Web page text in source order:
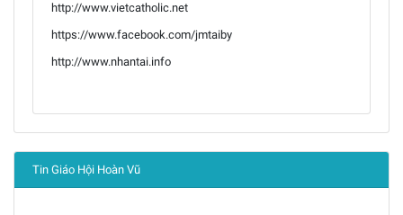
http://www.vietcatholic.net
https://www.facebook.com/jmtaiby
http://www.nhantai.info
Tin Giáo Hội Hoàn Vũ